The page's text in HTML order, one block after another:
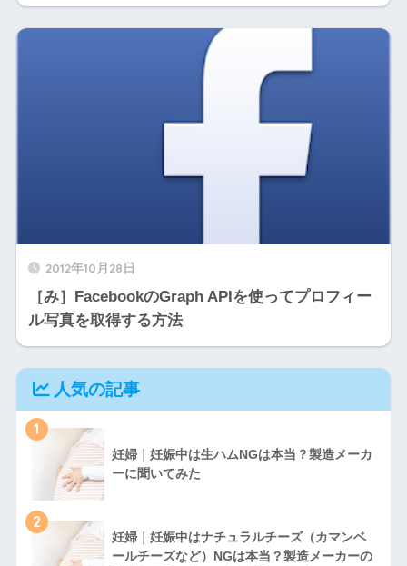
2012年10月28日
［み］FacebookのGraph APIを使ってプロフィー
ル写真を取得する方法
人気の記事
1
妊婦｜妊娠中は生ハムNGは本当？製造メーカ
ーに聞いてみた
2
妊婦｜妊娠中はナチュラルチーズ（カマンベ
ールチーズなど）NGは本当？製造メーカーの